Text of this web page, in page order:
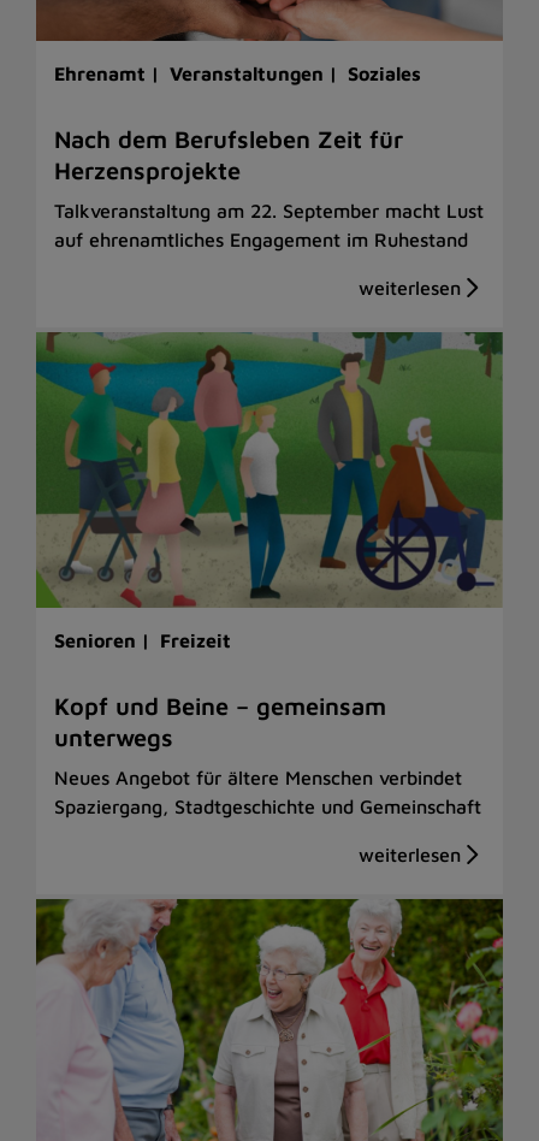
Ehrenamt | Veranstaltungen | Soziales
Nach dem Berufsleben Zeit für
Herzensprojekte
Talkveranstaltung am 22. September macht Lust
auf ehrenamtliches Engagement im Ruhestand
Senioren | Freizeit
Kopf und Beine – gemeinsam
unterwegs
Neues Angebot für ältere Menschen verbindet
Spaziergang, Stadtgeschichte und Gemeinschaft